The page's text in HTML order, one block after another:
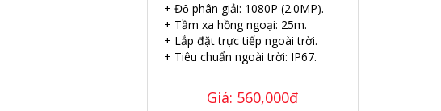
+ Độ phân giải: 1080P (2.0MP).
+ Tầm xa hồng ngoại: 25m.
+ Lắp đặt trực tiếp ngoài trời.
+ Tiêu chuẩn ngoài trời: IP67.
Giá: 560,000đ